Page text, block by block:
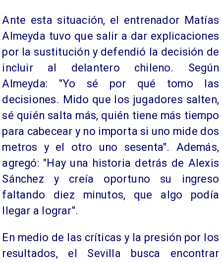
Ante esta situación, el entrenador Matías
Almeyda tuvo que salir a dar explicaciones
por la sustitución y defendió la decisión de
incluir al delantero chileno. Según
Almeyda: "Yo sé por qué tomo las
decisiones. Mido que los jugadores salten,
sé quién salta más, quién tiene más tiempo
para cabecear y no importa si uno mide dos
metros y el otro uno sesenta". Además,
agregó: "Hay una historia detrás de Alexis
Sánchez y creía oportuno su ingreso
faltando diez minutos, que algo podía
llegar a lograr".
En medio de las críticas y la presión por los
resultados, el Sevilla busca encontrar